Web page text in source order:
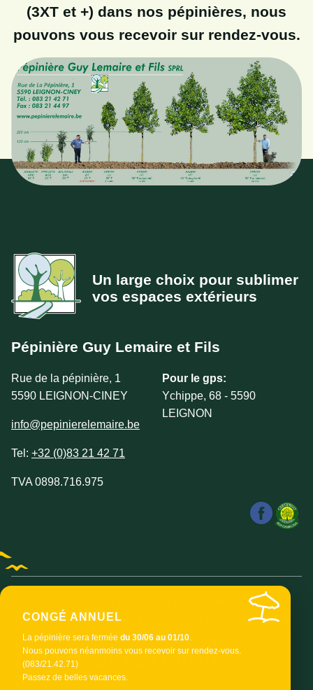
(3XT et +) dans nos pépinières, nous
pouvons vous recevoir sur rendez-vous.
CONGÉ ANNUEL
La pépinière sera fermée du 30/06 au 01/10.
Nous pouvons néanmoins vous recevoir sur rendez-vous.
(083/21.42.71)
Passez de belles vacances.
Pépinière Guy Lemaire et Fils
Un large choix pour sublimer
vos espaces extérieurs
Rue de la pépinière, 1
5590 LEIGNON-CINEY
info@pepinierelemaire.be
Tel: +32 (0)83 21 42 71
TVA 0898.716.975
Pour le gps:
Ychippe, 68 - 5590
LEIGNON
de 9h à 12h et de 13h à 18h. De Octobre à
Juin.
FERMETURE À 17H EN HIVER